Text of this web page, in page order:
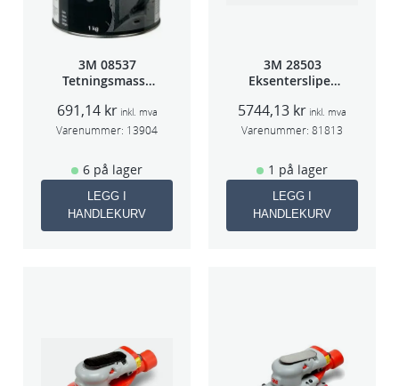
3M 08537
Tetningsmasse
691,14 kr inkl. mva
Varenummer: 13904
6 på lager
LEGG I
HANDLEKURV
3M 28503
Eksentersliper
5mm slag
75mm
5744,13 kr inkl. mva
Varenummer: 81813
1 på lager
LEGG I
HANDLEKURV